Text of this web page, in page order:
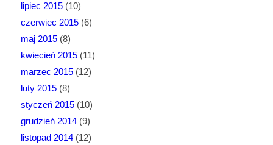
lipiec 2015(10)
czerwiec 2015(6)
maj 2015(8)
kwiecień 2015(11)
marzec 2015(12)
luty 2015(8)
styczeń 2015(10)
grudzień 2014(9)
listopad 2014(12)